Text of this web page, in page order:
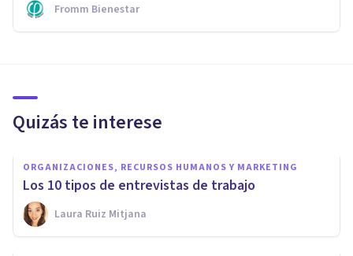
Fromm Bienestar
Quizás te interese
ORGANIZACIONES, RECURSOS HUMANOS Y MARKETING
Los 10 tipos de entrevistas de trabajo
Laura Ruiz Mitjana